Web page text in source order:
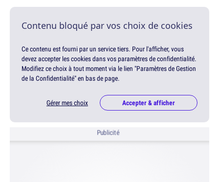
Contenu bloqué par vos choix de cookies
Ce contenu est fourni par un service tiers. Pour l'afficher, vous
devez accepter les cookies dans vos paramètres de confidentialité.
Modifiez ce choix à tout moment via le lien "Paramètres de Gestion
de la Confidentialité" en bas de page.
Gérer mes choix Accepter & afficher
Publicité